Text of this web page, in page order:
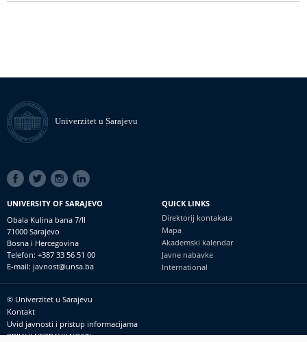
Univerzitet u Sarajevu
SOCIAL
LINKS
UNIVERSITY OF SARAJEVO
Obala Kulina bana 7/II
71000 Sarajevo
Bosna i Hercegovina
Telefon: +387 33 56 51 00
E-mail: javnost@unsa.ba
QUICK LINKS
Direktorij kontakata
Mapa
Akademski kalendar
Javne nabavke
International
Footer
meni
© Univerzitet u Sarajevu
Kontakt
Uvid javnosti i pristup informacijama
PRIJAVI NEPRAVILNOSTI